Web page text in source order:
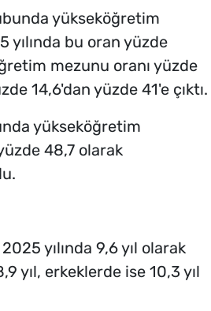
yükseköğretim
yılında bu oran yüzde
mezunu oranı yüzde
14,6'dan yüzde 41'e çıktı.
yükseköğretim
48,7 olarak
yılında 9,6 yıl olarak
yıl, erkeklerde ise 10,3 yıl